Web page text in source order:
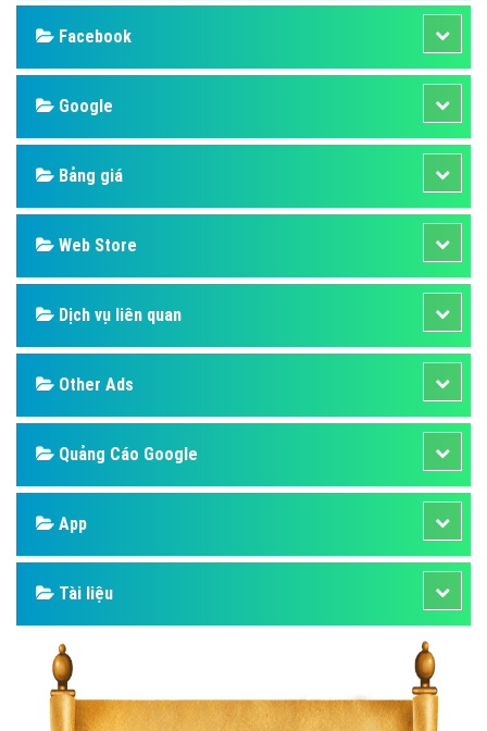
Facebook
Google
Bảng giá
Web Store
Dịch vụ liên quan
Other Ads
Quảng Cáo Google
App
Tài liệu